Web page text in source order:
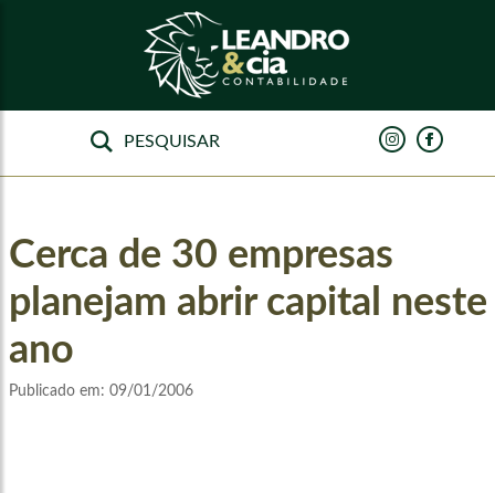
Cerca de 30 empresas
planejam abrir capital neste
ano
Publicado em: 09/01/2006